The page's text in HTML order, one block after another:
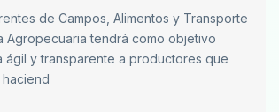
de Campos, Alimentos y Transporte
Agropecuaria tendrá como objetivo
ágil y transparente a productores que